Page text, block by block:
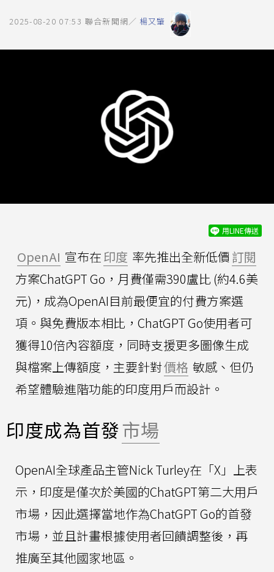
2025-08-20 07:53 聯合新聞網／ 楊又肇
用LINE傳送
OpenAI 宣布在印度 率先推出全新低價訂閱
方案ChatGPT Go，月費僅需390盧比 (約4.6美
元)，成為OpenAI目前最便宜的付費方案選
項。與免費版本相比，ChatGPT Go使用者可
獲得10倍內容額度，同時支援更多圖像生成
與檔案上傳額度，主要針對價格 敏感、但仍
希望體驗進階功能的印度用戶而設計。
印度成為首發市場
OpenAI全球產品主管Nick Turley在「X」上表
示，印度是僅次於美國的ChatGPT第二大用戶
市場，因此選擇當地作為ChatGPT Go的首發
市場，並且計畫根據使用者回饋調整後，再
推廣至其他國家地區。